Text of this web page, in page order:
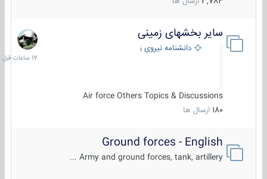
سایر بخشهای زمینی
دانشنامه نیروی زمینی
Air force Others Topics & Discussions
180 ارسال ها
17
ساعات
قبل
Ground forces - English
Army and ground forces, tank, artillery ...